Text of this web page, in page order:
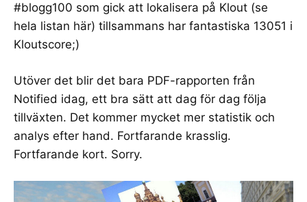
#blogg100 som gick att lokalisera på Klout (se
hela listan här) tillsammans har fantastiska 13051 i
Kloutscore;)
Utöver det blir det bara PDF-rapporten från
Notified idag, ett bra sätt att dag för dag följa
tillväxten. Det kommer mycket mer statistik och
analys efter hand. Fortfarande krasslig.
Fortfarande kort. Sorry.